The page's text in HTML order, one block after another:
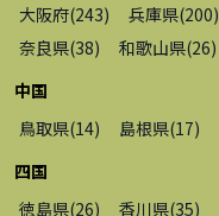
大阪府(243) 兵庫県(200)
奈良県(38) 和歌山県(26)
中国
鳥取県(14) 島根県(17)
四国
徳島県(26) 香川県(35)